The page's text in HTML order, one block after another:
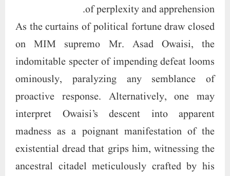
of perplexity and apprehension.
As the curtains of political fortune draw closed
on MIM supremo Mr. Asad Owaisi, the
indomitable specter of impending defeat looms
ominously, paralyzing any semblance of
proactive response. Alternatively, one may
interpret Owaisi’s descent into apparent
madness as a poignant manifestation of the
existential dread that grips him, witnessing the
ancestral citadel meticulously crafted by his